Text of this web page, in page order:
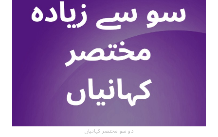
دو سو مختصر کہانیاں